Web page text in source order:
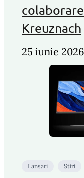
Kreuznach
25 iunie 2026
Lansari Stiri